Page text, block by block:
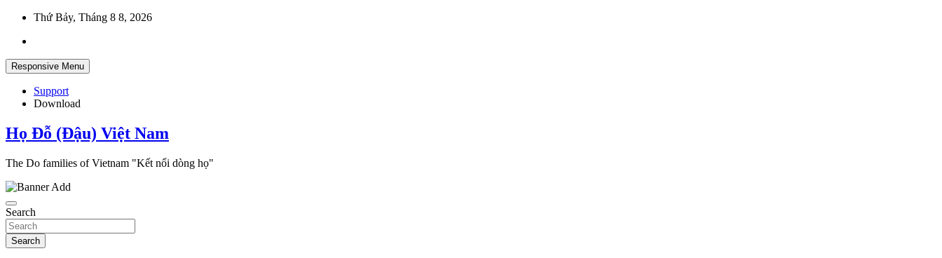
Skip
content
Thứ Bảy, Tháng 8 8, 2026
Responsive Menu
Support
Download
Họ Đỗ (Đậu) Việt Nam
The Do families of Vietnam "Kết nối dòng họ"
Search
Search